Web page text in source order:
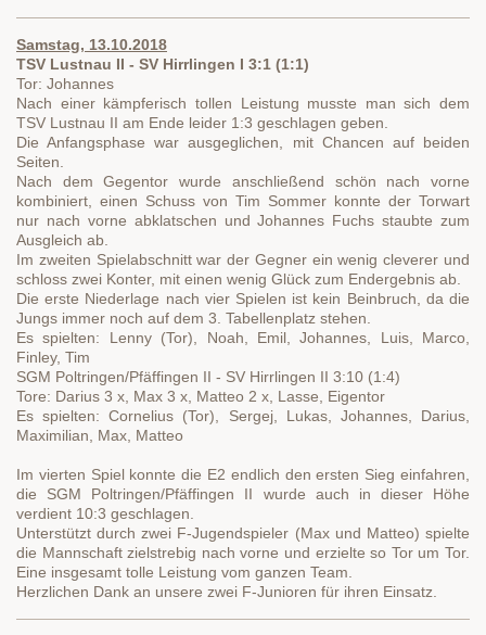
Samstag, 13.10.2018
TSV Lustnau II - SV Hirrlingen I 3:1 (1:1)
Tor: Johannes
Nach einer kämpferisch tollen Leistung musste man sich dem
TSV Lustnau II am Ende leider 1:3 geschlagen geben.
Die Anfangsphase war ausgeglichen, mit Chancen auf beiden
Seiten.
Nach dem Gegentor wurde anschließend schön nach vorne
kombiniert, einen Schuss von Tim Sommer konnte der Torwart
nur nach vorne abklatschen und Johannes Fuchs staubte zum
Ausgleich ab.
Im zweiten Spielabschnitt war der Gegner ein wenig cleverer und
schloss zwei Konter, mit einen wenig Glück zum Endergebnis ab.
Die erste Niederlage nach vier Spielen ist kein Beinbruch, da die
Jungs immer noch auf dem 3. Tabellenplatz stehen.
Es spielten: Lenny (Tor), Noah, Emil, Johannes, Luis, Marco,
Finley, Tim
SGM Poltringen/Pfäffingen II - SV Hirrlingen II 3:10 (1:4)
Tore: Darius 3 x, Max 3 x, Matteo 2 x, Lasse, Eigentor
Es spielten: Cornelius (Tor), Sergej, Lukas, Johannes, Darius,
Maximilian, Max, Matteo
Im vierten Spiel konnte die E2 endlich den ersten Sieg einfahren,
die SGM Poltringen/Pfäffingen II wurde auch in dieser Höhe
verdient 10:3 geschlagen.
Unterstützt durch zwei F-Jugendspieler (Max und Matteo) spielte
die Mannschaft zielstrebig nach vorne und erzielte so Tor um Tor.
Eine insgesamt tolle Leistung vom ganzen Team.
Herzlichen Dank an unsere zwei F-Junioren für ihren Einsatz.